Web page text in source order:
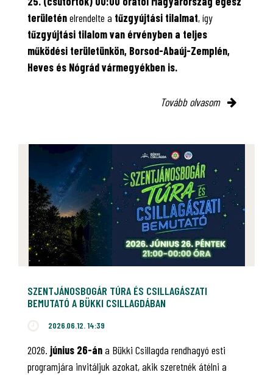
területénelrendelte a tűzgyújtási tilalmat, így
tűzgyújtási tilalom van érvényben a teljes
működési területünkön, Borsod-Abaúj-Zemplén,
Heves és Nógrád vármegyékben is.
Tovább olvasom
SZENTJÁNOSBOGÁR TÚRA ÉS CSILLAGÁSZATI
BEMUTATÓ A BÜKKI CSILLAGDÁBAN
2026.06.12. 14:39
2026. június 26-ána Bükki Csillagda rendhagyó esti
programjára invitáljuk azokat, akik szeretnék átélni a